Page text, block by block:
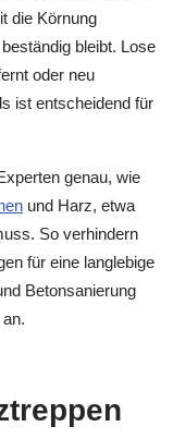
die Körnung
bleibt. Lose
oder neu
ist entscheidend für
genau, wie
und Harz, etwa
So verhindern
für eine langlebige
Betonsanierung